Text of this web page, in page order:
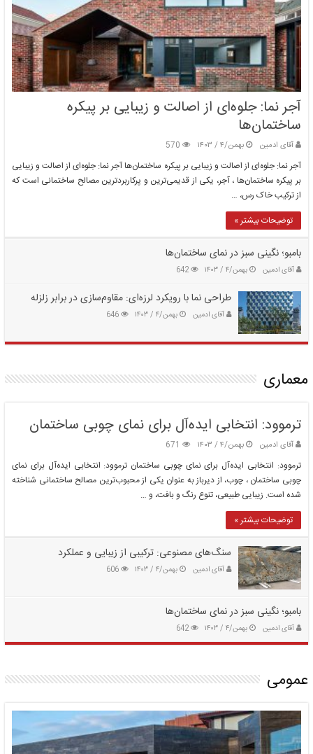
آجر نما: جلوه‌ای از اصالت و زیبایی بر پیکره
ساختمان‌ها
آقای ادمین بهمن/۴ / ۱۴۰۳ 570
آجر نما: جلوه‌ای از اصالت و زیبایی بر پیکره ساختمان‌ها آجر نما: جلوه‌ای از اصالت و زیبایی
بر پیکره ساختمان‌ها ، آجر، یکی از قدیمی‌ترین و پرکاربردترین مصالح ساختمانی است که
از ترکیب خاک رس، …
توضیحات بیشتر »
بامبو؛ نگینی سبز در نمای ساختمان‌ها
آقای ادمین بهمن/۴ / ۱۴۰۳ 642
طراحی نما با رویکرد لرزه‌ای: مقاوم‌سازی در برابر زلزله
آقای ادمین بهمن/۴ / ۱۴۰۳ 646
معماری
ترموود: انتخابی ایده‌آل برای نمای چوبی ساختمان
آقای ادمین بهمن/۴ / ۱۴۰۳ 671
ترموود: انتخابی ایده‌آل برای نمای چوبی ساختمان ترموود: انتخابی ایده‌آل برای نمای
چوبی ساختمان ، چوب، از دیرباز به عنوان یکی از محبوب‌ترین مصالح ساختمانی شناخته
شده است. زیبایی طبیعی، تنوع رنگ و بافت، و …
توضیحات بیشتر »
سنگ‌های مصنوعی: ترکیبی از زیبایی و عملکرد
آقای ادمین بهمن/۴ / ۱۴۰۳ 606
بامبو؛ نگینی سبز در نمای ساختمان‌ها
آقای ادمین بهمن/۴ / ۱۴۰۳ 642
عمومی